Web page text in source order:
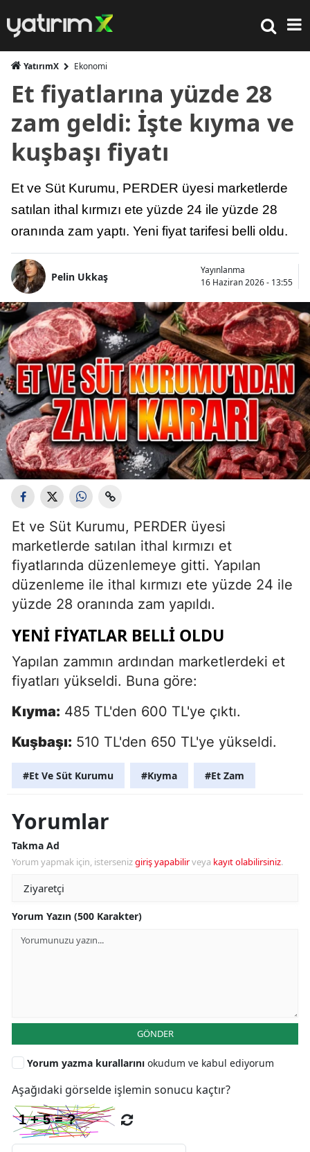
YatırımX Ekonomi
Et fiyatlarına yüzde 28
zam geldi: İşte kıyma ve
kuşbaşı fiyatı
Et ve Süt Kurumu, PERDER üyesi marketlerde
satılan ithal kırmızı ete yüzde 24 ile yüzde 28
oranında zam yaptı. Yeni fiyat tarifesi belli oldu.
Pelin Ukkaş
Yayınlanma
16 Haziran 2026 - 13:55
Et ve Süt Kurumu, PERDER üyesi
marketlerde satılan ithal kırmızı et
fiyatlarında düzenlemeye gitti. Yapılan
düzenleme ile ithal kırmızı ete yüzde 24 ile
yüzde 28 oranında zam yapıldı.
YENI FIYATLAR BELLI OLDU
Yapılan zammın ardından marketlerdeki et
fiyatları yükseldi. Buna göre:
Kıyma: 485 TL'den 600 TL'ye çıktı.
Kuşbaşı: 510 TL'den 650 TL'ye yükseldi.
#Et Ve Süt Kurumu #Kıyma #Et Zam
Yorumlar
Takma Ad
Yorum yapmak için, istersenizgiriş yapabilirveya kayıt olabilirsiniz.
Yorum Yazın (500 Karakter)
GÖNDER
Yorum yazma kurallarını okudum ve kabul ediyorum
Aşağıdaki görselde işlemin sonucu kaçtır?